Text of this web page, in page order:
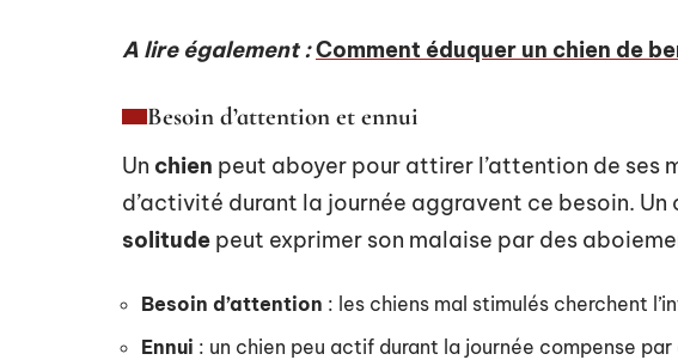
A lire également :Comment éduquer un chien de
Besoin d’attention et ennui
Un chien peut aboyer pour attirer l’attention de ses
d’activité durant la journée aggravent ce besoin. Un
solitude peut exprimer son malaise par des
Besoin d’attention : les chiens mal stimulés cherchent
Ennui : un chien peu actif durant la journée compense